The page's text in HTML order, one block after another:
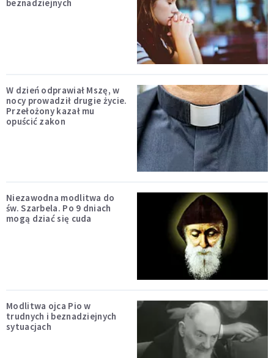
beznadziejnych
W dzień odprawiał Mszę, w
nocy prowadził drugie życie.
Przełożony kazał mu
opuścić zakon
Niezawodna modlitwa do
św. Szarbela. Po 9 dniach
mogą dziać się cuda
Modlitwa ojca Pio w
trudnych i beznadziejnych
sytuacjach